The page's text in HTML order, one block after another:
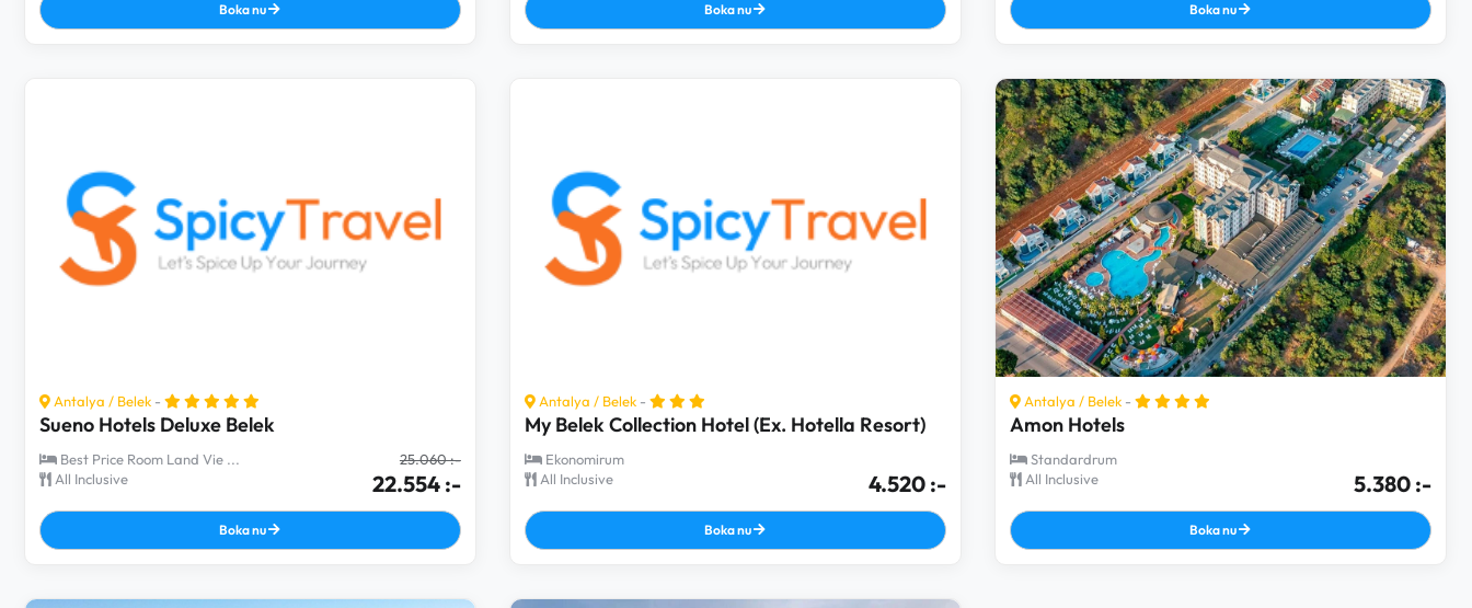
Boka nu Boka nu Boka nu
Antalya / Belek -
Sueno Hotels Deluxe Belek
Best Price Room Land Vie ...
All Inclusive
25.060 :-
22.554 :-
Boka nu
Antalya / Belek -
My Belek Collection Hotel (Ex. Hotella Resort)
Ekonomirum
All Inclusive
4.520 :-
Boka nu
Antalya / Belek -
Amon Hotels
Standardrum
All Inclusive
5.380 :-
Boka nu